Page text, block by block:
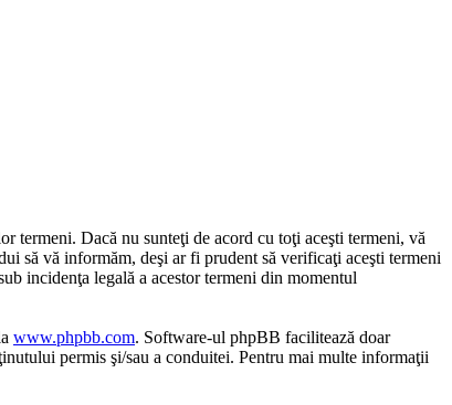
termeni. Dacă nu sunteţi de acord cu toţi aceşti termeni, vă
să vă informăm, deşi ar fi prudent să verificaţi aceşti termeni
incidenţa legală a acestor termeni din momentul
www.phpbb.com. Software-ul phpBB facilitează doar
permis şi/sau a conduitei. Pentru mai multe informaţii